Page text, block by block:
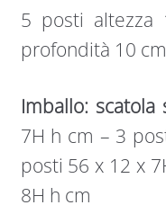
5 posti altezza
profondità 10 cm
Imballo: scatola
7H h cm – 3
posti 56 x 12 x
8H h cm